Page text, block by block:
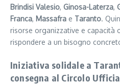
Brindisi Valesio, Ginosa-Laterza,
Franca, Massafra e Taranto.
risorse organizzative e capacità
rispondere a un bisogno
Iniziativa solidale a
consegna al Circolo